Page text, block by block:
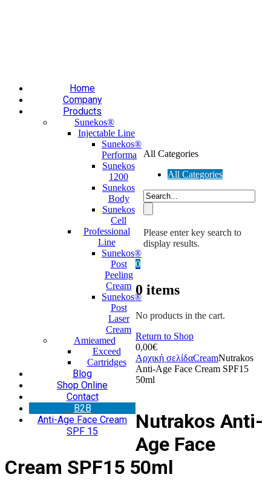
Home
Company
Products
Sunekos®
Injectable Line
Sunekos®
Performa
Sunekos
1200
Sunekos
Body
Sunekos
Cell
Professional
Line
Sunekos®
Post
Peeling
Cream
Sunekos®
Post
Laser
Cream
Amieamed
Exceed
Cartridges
Blog
Shop Online
Contact
Β2Β
Anti-Age Face Cream
SPF 15
All Categories
All Categories
Please enter key search to
display results.
0
0 items
No products in the cart.
Return to Shop
0,00€
Αρχική σελίδαCreamNutrakos
Anti-Age Face Cream SPF15
50ml
Nutrakos Anti-
Age Face
Cream SPF15 50ml